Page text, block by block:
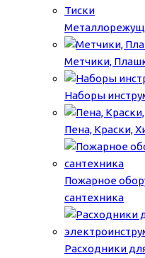
Метчики,
Наборы
Пена, Краски,
Пожарное
сантехника
Расходники